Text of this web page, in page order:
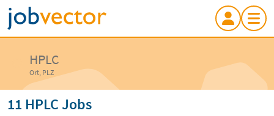
HPLC
Ort, PLZ
11 HPLC Jobs